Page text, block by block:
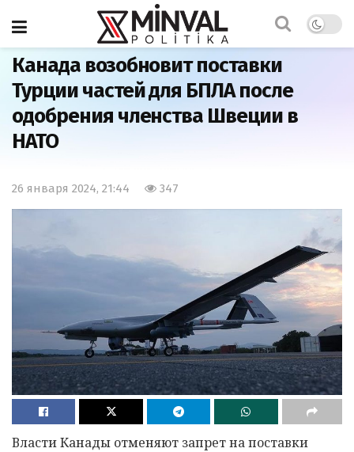
Главная
Канада возобновит поставки
Турции частей для БПЛА после
одобрения членства Швеции в
НАТО
26 января 2024, 21:44 347
Власти Канады отменяют запрет на поставки